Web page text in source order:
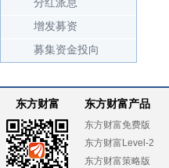
分红派息
增发募资
募集资金投向
东方财富 东方财富产品
东方财富免费版
东方财富Level-2
东方财富策略版